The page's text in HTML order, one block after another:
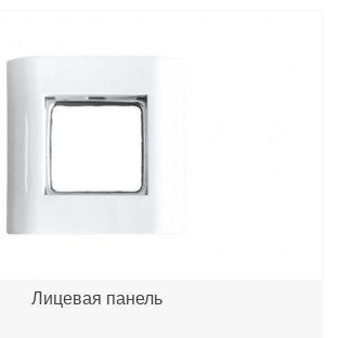
Лицевая панель